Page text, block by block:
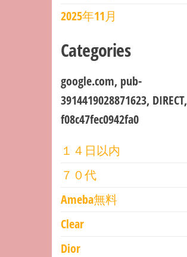
2025年11月
Categories
google.com, pub-
3914419028871623, DIRECT,
f08c47fec0942fa0
１４日以内
７０代
Ameba無料
Clear
Dior